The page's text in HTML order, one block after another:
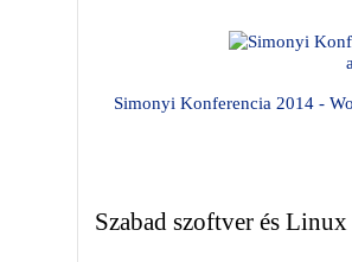
Simonyi Konferencia 2014 -
Szabad szoftver és